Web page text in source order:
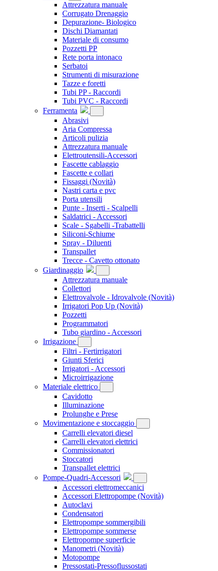
Attrezzatura manuale
Corrugato Drenaggio
Depurazione- Biologico
Dischi Diamantati
Materiale di consumo
Pozzetti PP
Rete porta intonaco
Serbatoi
Strumenti di misurazione
Tazze e foretti
Tubi PP - Raccordi
Tubi PVC - Raccordi
Ferramenta
Abrasivi
Aria Compressa
Articoli pulizia
Attrezzatura manuale
Elettroutensili-Accessori
Fascette cablaggio
Fascette e collari
Fissaggi (Novità)
Nastri carta e pvc
Porta utensili
Punte - Inserti - Scalpelli
Saldatrici - Accessori
Scale - Sgabelli -Trabattelli
Siliconi-Schiume
Spray - Diluenti
Transpallet
Trecce - Cavetto ottonato
Giardinaggio
Attrezzatura manuale
Collettori
Elettrovalvole - Idrovalvole (Novità)
Irrigatori Pop Up (Novità)
Pozzetti
Programmatori
Tubo giardino - Accessori
Irrigazione
Filtri - Fertirrigatori
Giunti Sferici
Irrigatori - Accessori
Microirrigazione
Materiale elettrico
Cavidotto
Illuminazione
Prolunghe e Prese
Movimentazione e stoccaggio
Carrelli elevatori diesel
Carrelli elevatori elettrici
Commissionatori
Stoccatori
Transpallet elettrici
Pompe-Quadri-Accessori
Accessori elettromeccanici
Accessori Elettropompe (Novità)
Autoclavi
Condensatori
Elettropompe sommergibili
Elettropompe sommerse
Elettropompe superficie
Manometri (Novità)
Motopompe
Pressostati-Pressoflussostati